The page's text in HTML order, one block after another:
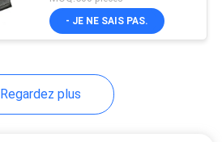
avec la caisse pliable de
brosse
- JE NE SAIS PAS.
Regardez plus